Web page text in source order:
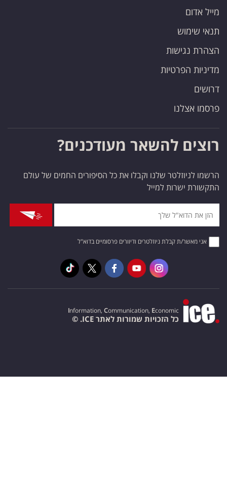
מייל אדום
תנאי שימוש
הצהרת נגישות
מדיניות הפרטיות
דרושים
פרסמו אצלנו
רוצים להשאר מעודכנים?
הרשמו לניוזלטר שלנו וקבלו את כל הסיפורים החמים של עולם
התקשורת ישרות למייל
אני מאשר/ת קבלת ניוזלטרים ודיוורים פרסומיים בדוא"ל
Information, Communication, Economic
כל הזכויות שמורות לאתר ICE. ©